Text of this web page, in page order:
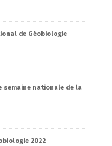
de Géobiologie
semaine nationale de la
2022